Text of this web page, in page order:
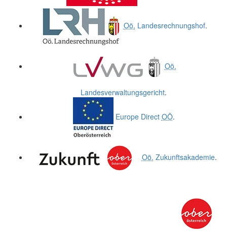
Oö. Landesrechnungshof.
Oö.
Landesverwaltungsgericht.
Europe Direct OÖ.
Oö. Zukunftsakademie.